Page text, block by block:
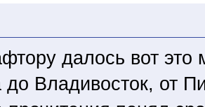
далось вот
до Владивосток, от